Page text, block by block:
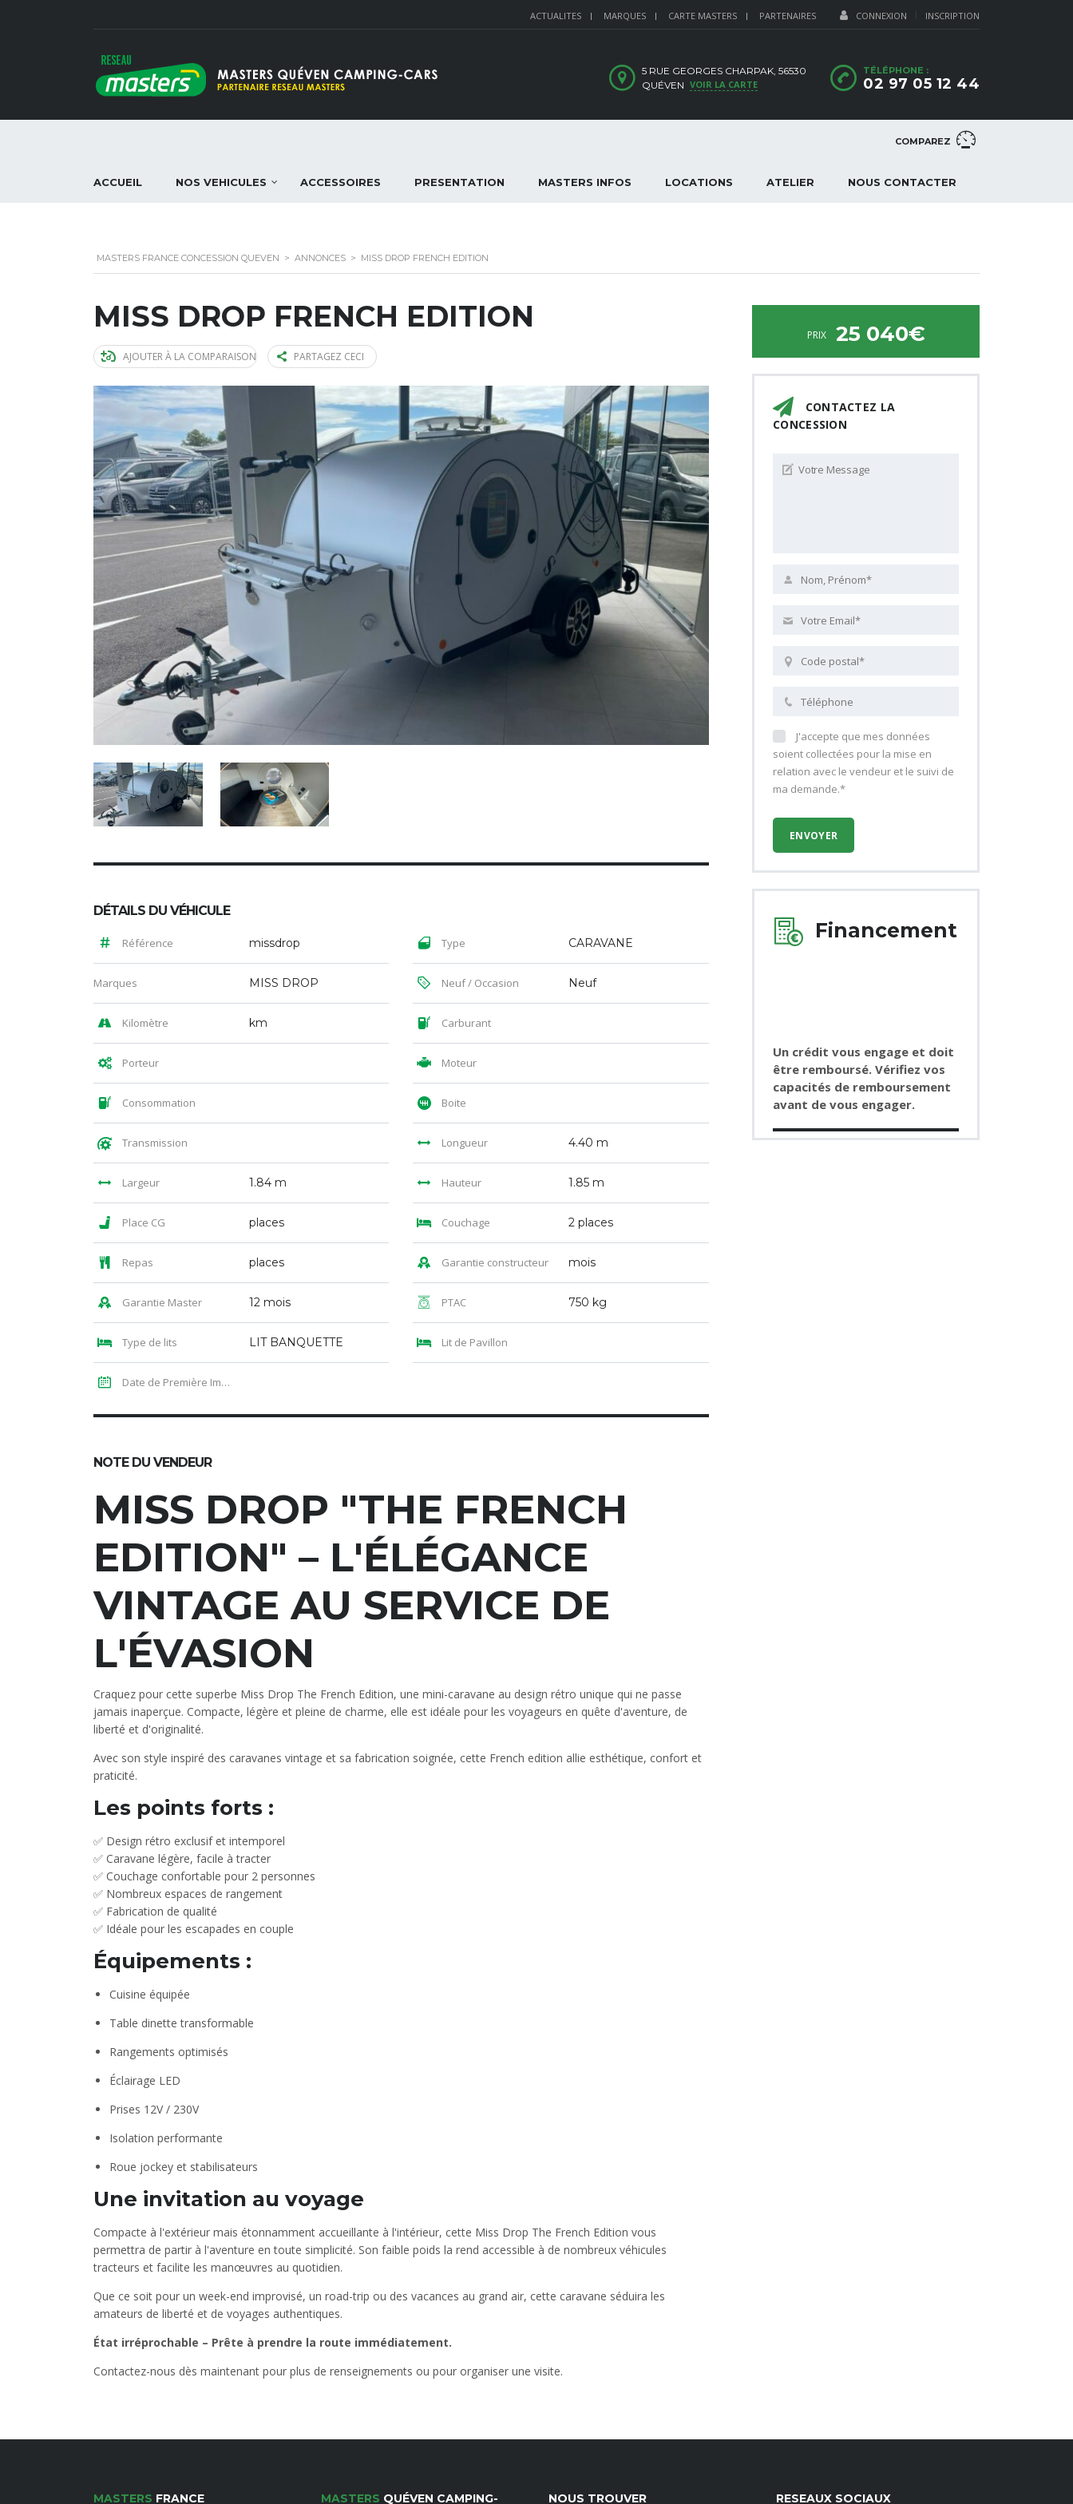
CONNEXION INSCRIPTION
ACTUALITES MARQUES CARTE MASTERS PARTENAIRES
TÉLÉPHONE :
02 97 05 12 44
5 RUE GEORGES CHARPAK, 56530
QUÉVEN VOIR LA CARTE
COMPAREZ
ACCUEIL NOS VEHICULES ACCESSOIRES PRESENTATION MASTERS INFOS LOCATIONS ATELIER NOUS CONTACTER
MASTERS FRANCE CONCESSION QUEVEN > ANNONCES > MISS DROP FRENCH EDITION
MISS DROP FRENCH EDITION
AJOUTER À LA COMPARAISON PARTAGEZ CECI
DÉTAILS DU VÉHICULE
Référence missdrop Type CARAVANE
Marques MISS DROP Neuf / Occasion Neuf
Kilomètre km Carburant
Porteur Moteur
Consommation Boite
Transmission Longueur 4.40 m
Largeur 1.84 m Hauteur 1.85 m
Place CG places Couchage 2 places
Repas places Garantie constructeur mois
Garantie Master 12 mois PTAC 750 kg
Type de lits LIT BANQUETTE Lit de Pavillon
Date de Première Immatriculation
NOTE DU VENDEUR
MISS DROP "THE FRENCH
EDITION" – L'ÉLÉGANCE
VINTAGE AU SERVICE DE
L'ÉVASION
Craquez pour cette superbe Miss Drop The French Edition, une mini-caravane au design rétro unique qui ne passe
jamais inaperçue. Compacte, légère et pleine de charme, elle est idéale pour les voyageurs en quête d'aventure, de
liberté et d'originalité.
Avec son style inspiré des caravanes vintage et sa fabrication soignée, cette French edition allie esthétique, confort et
praticité.
Les points forts :
✅ Design rétro exclusif et intemporel
✅ Caravane légère, facile à tracter
✅ Couchage confortable pour 2 personnes
✅ Nombreux espaces de rangement
✅ Fabrication de qualité
✅ Idéale pour les escapades en couple
Équipements :
Cuisine équipée
Table dinette transformable
Rangements optimisés
Éclairage LED
Prises 12V / 230V
Isolation performante
Roue jockey et stabilisateurs
Une invitation au voyage
Compacte à l'extérieur mais étonnamment accueillante à l'intérieur, cette Miss Drop The French Edition vous
permettra de partir à l'aventure en toute simplicité. Son faible poids la rend accessible à de nombreux véhicules
tracteurs et facilite les manœuvres au quotidien.
Que ce soit pour un week-end improvisé, un road-trip ou des vacances au grand air, cette caravane séduira les
amateurs de liberté et de voyages authentiques.
État irréprochable – Prête à prendre la route immédiatement.
Contactez-nous dès maintenant pour plus de renseignements ou pour organiser une visite.
PRIX 25 040€
CONTACTEZ LA
CONCESSION
J'accepte que mes données
soient collectées pour la mise en
relation avec le vendeur et le suivi de
ma demande.*
Financement
Un crédit vous engage et doit
être remboursé. Vérifiez vos
capacités de remboursement
avant de vous engager.
MASTERS FRANCE MASTERS QUÉVEN CAMPING- NOUS TROUVER RESEAUX SOCIAUX